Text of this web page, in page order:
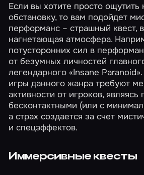
Если вы хотите просто
обстановку, то вам подойдет
перформанс – страшный квест,
нагнетающая атмосфера.
потусторонних сил в
от безумных личностей
легендарного«Insane Paranoid»
игры данного жанра требуют
активности от игроков,
бесконтактными (или с
а страх создается за счет
и спецэффектов.
Иммерсивные квесты